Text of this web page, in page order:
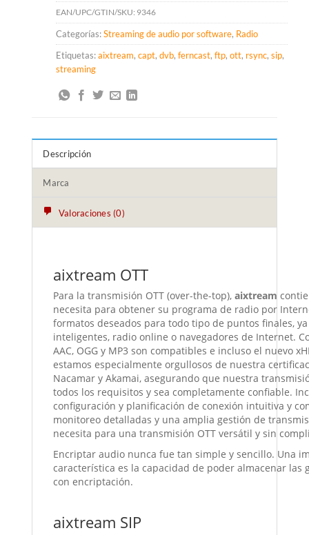
EAN/UPC/GTIN/SKU: 9346
Categorías:Streaming de audio por software, Radio
Etiquetas:aixtream,capt,dvb,ferncast,ftp,ott, rsync,sip,
streaming
Descripción
Marca
Valoraciones (0)
aixtream OTT
Para la transmisión OTT (over-the-top),aixtream
necesita para obtener su programa de radio por
formatos deseados para todo tipo de puntos finales,
inteligentes, radio online o navegadores de Internet.
AAC, OGG y MP3 son compatibles e incluso el nuevo
estamos especialmente orgullosos de nuestra
Nacamar y Akamai, asegurando que nuestra
todos los requisitos y sea completamente confiable.
configuración y planificación de conexión intuitiva y
monitoreo detalladas y una amplia gestión de
necesita para una transmisión OTT versátil y sin
Encriptar audio nunca fue tan simple y sencillo. Una
característica es la capacidad de poder almacenar las
con encriptación.
aixtream SIP